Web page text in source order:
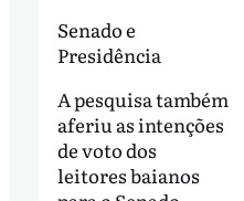
Senado e
Presidência
A pesquisa também
aferiu as intenções
de voto dos
leitores baianos